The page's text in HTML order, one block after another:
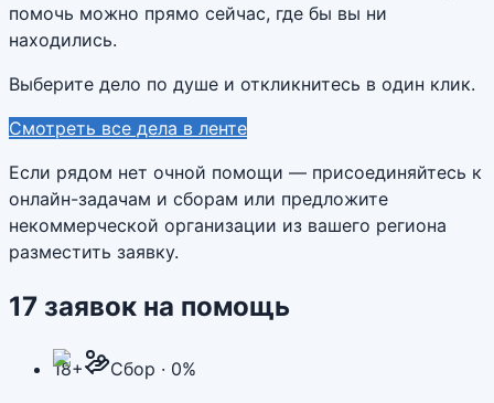
помочь можно прямо сейчас, где бы вы ни
находились.
Выберите дело по душе и откликнитесь в один клик.
Смотреть все дела в ленте
Если рядом нет очной помощи — присоединяйтесь к
онлайн-задачам и сборам или предложите
некоммерческой организации из вашего региона
разместить заявку.
17 заявок на помощь
18+ Сбор · 0%